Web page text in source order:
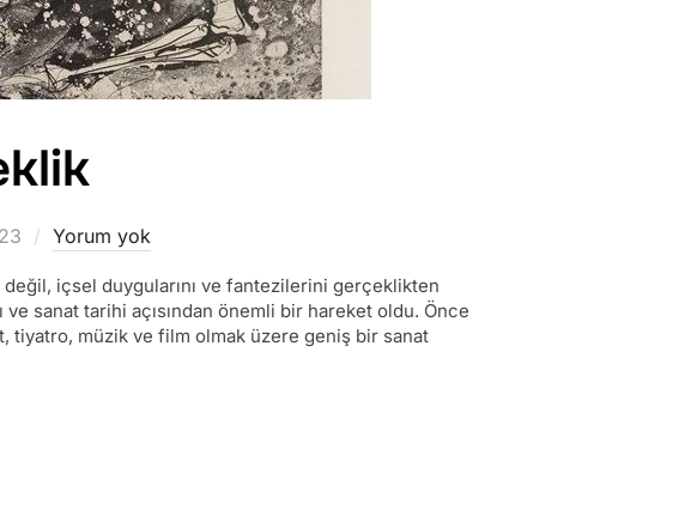
Yorum yok
değil, içsel duygularını ve fantezilerini gerçeklikten
sanat tarihi açısından önemli bir hareket oldu. Önce
tiyatro, müzik ve film olmak üzere geniş bir sanat